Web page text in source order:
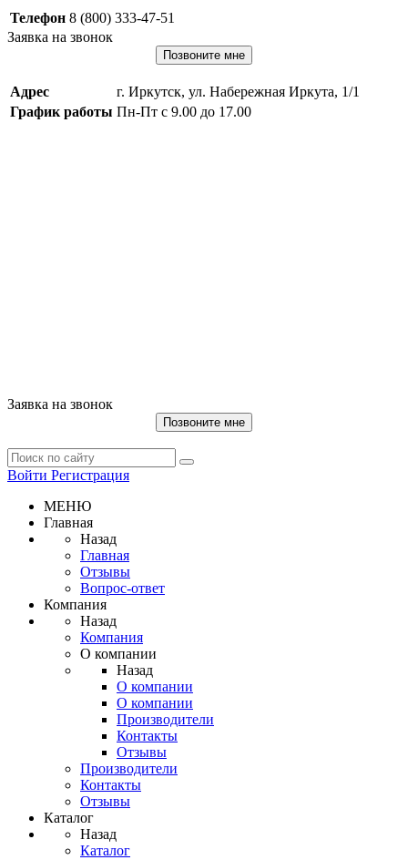
Телефон 8 (800) 333-47-51
Заявка на звонок
Позвоните мне
Адрес
г. Иркутск, ул. Набережная Иркута, 1/1
График работы Пн-Пт с 9.00 до 17.00
Заявка на звонок
Позвоните мне
Войти Регистрация
МЕНЮ
Главная
Назад
Главная
Отзывы
Вопрос-ответ
Компания
Назад
Компания
О компании
Назад
О компании
О компании
Производители
Контакты
Отзывы
Производители
Контакты
Отзывы
Каталог
Назад
Каталог